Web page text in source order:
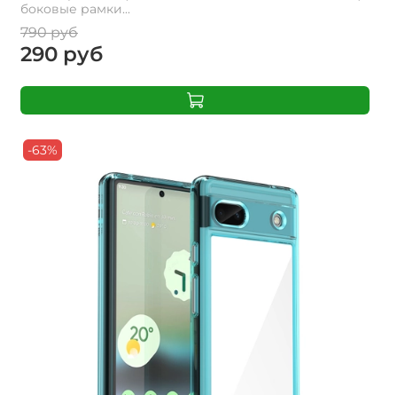
боковые рамки...
790 руб
290 руб
-63%